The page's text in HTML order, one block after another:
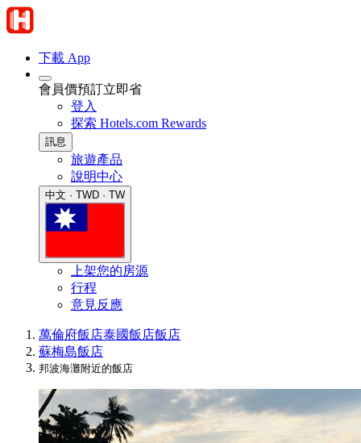
下載 App
會員價預訂立即省
登入
探索 Hotels.com Rewards
訊息
旅遊產品
說明中心
中文 · TWD · TW
上架您的房源
行程
意見反應
萬倫府飯店泰國飯店飯店
蘇梅島飯店
邦波海灘附近的飯店